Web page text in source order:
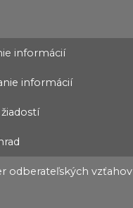
informácií
informácií
odberateľských vzťahov